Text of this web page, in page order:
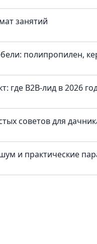
занятий
полипропилен,
где B2B-лид в 2026
советов для
и практические